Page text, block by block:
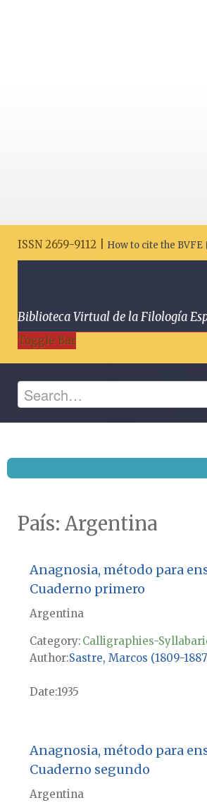
ISSN 2659-9112 | How to cite the BVFE
Biblioteca Virtual de la Filología
Toggle Bar
País: Argentina
Anagnosia, método para
Cuaderno primero
Argentina
Category: Calligraphies-
Author Sastre, Marcos (1809-
Date1935
Anagnosia, método para
Cuaderno segundo
Argentina